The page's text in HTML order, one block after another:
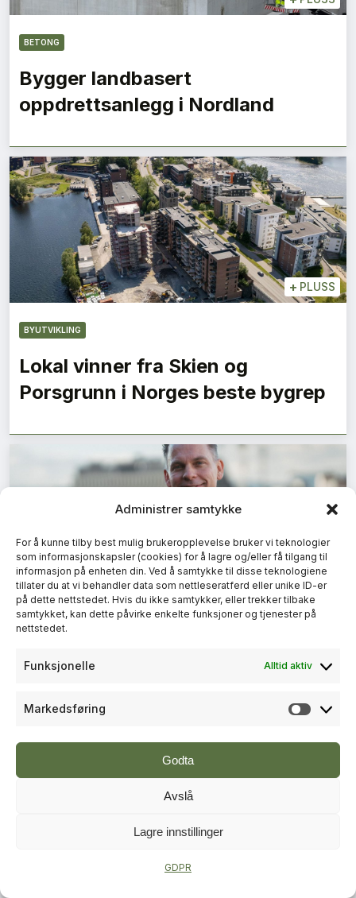
Administrer samtykke
For å kunne tilby best mulig brukeropplevelse bruker vi teknologier
som informasjonskapsler (cookies) for å lagre og/eller få tilgang til
informasjon på enheten din. Ved å samtykke til disse teknologiene
tillater du at vi behandler data som nettleseratferd eller unike ID-er
på dette nettstedet. Hvis du ikke samtykker, eller trekker tilbake
samtykket, kan dette påvirke enkelte funksjoner og tjenester på
nettstedet.
Funksjonelle Alltid aktiv
Markedsføring
Godta
Avslå
Lagre innstillinger
GDPR
BETONG
Bygger landbasert
oppdrettsanlegg i Nordland
+ PLUSS
BYUTVIKLING
Lokal vinner fra Skien og
Porsgrunn i Norges beste bygrep
+ PLUSS
RÅDGIVNING
én milliard kroner i andre kvartal